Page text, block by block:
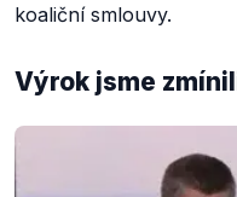
koaliční smlouvy.
Výrok jsme